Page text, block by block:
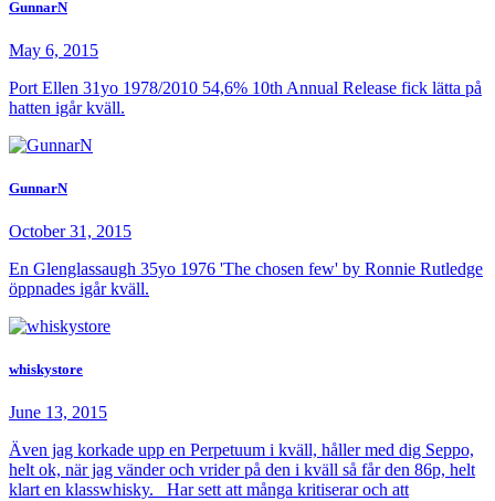
GunnarN
May 6, 2015
Port Ellen 31yo 1978/2010 54,6% 10th Annual Release fick lätta på
hatten igår kväll.
GunnarN
October 31, 2015
En Glenglassaugh 35yo 1976 'The chosen few' by Ronnie Rutledge
öppnades igår kväll.
whiskystore
June 13, 2015
Även jag korkade upp en Perpetuum i kväll, håller med dig Seppo,
helt ok, när jag vänder och vrider på den i kväll så får den 86p, helt
klart en klasswhisky. Har sett att många kritiserar och att